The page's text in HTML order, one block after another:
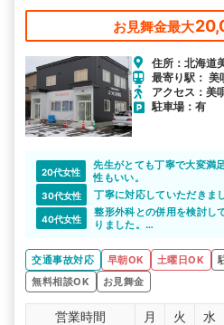
お見舞金最大
住所：北海道
最寄り駅： 美
アクセス：美
駐車場：有
20代女性
先生がとても丁寧で大変満
性もいい。
30代女性 丁寧に対応していただきま
40代女性
整形外科との併用を検討し
りました。
車での通院も可能なのが嬉
交通事故対応 早朝OK 土曜日OK
無料相談OK
お見舞金
営業時間 月 火 水